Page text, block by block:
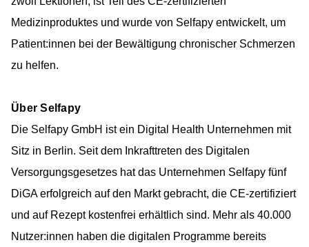
Medizinproduktes und wurde von Selfapy entwickelt, um
Patient:innen bei der Bewältigung chronischer Schmerzen
zu helfen.
Über Selfapy
Die Selfapy GmbH ist ein Digital Health Unternehmen mit
Sitz in Berlin. Seit dem Inkrafttreten des Digitalen
Versorgungsgesetzes hat das Unternehmen Selfapy fünf
DiGA erfolgreich auf den Markt gebracht, die CE-zertifiziert
und auf Rezept kostenfrei erhältlich sind. Mehr als 40.000
Nutzer:innen haben die digitalen Programme bereits